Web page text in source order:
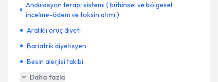
Andulasyon terapi sistemi ( bütünsel ve bölgesel
incelme-ödem ve toksin atımı )
Aralıklı oruç diyeti
Bariatrik diyetisyen
Besin alerjisi takibi
Daha fazla